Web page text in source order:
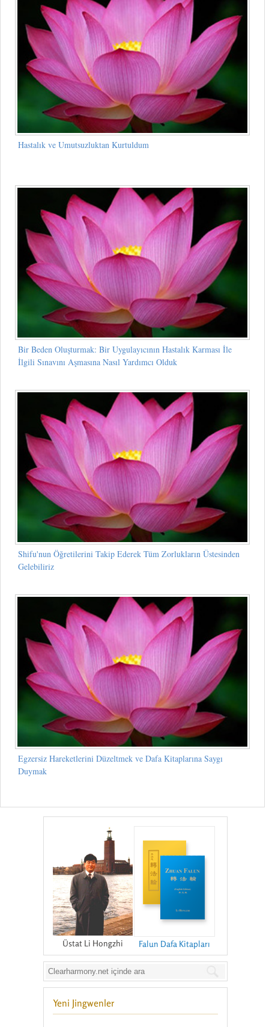
Hastalık ve Umutsuzluktan Kurtuldum
Bir Beden Oluşturmak: Bir Uygulayıcının Hastalık Karması İle
İlgili Sınavını Aşmasına Nasıl Yardımcı Olduk
Shifu'nun Öğretilerini Takip Ederek Tüm Zorlukların Üstesinden
Gelebiliriz
Egzersiz Hareketlerini Düzeltmek ve Dafa Kitaplarına Saygı
Duymak
Üstat Li Hongzhi Falun Dafa Kitapları
Yeni Jingwenler